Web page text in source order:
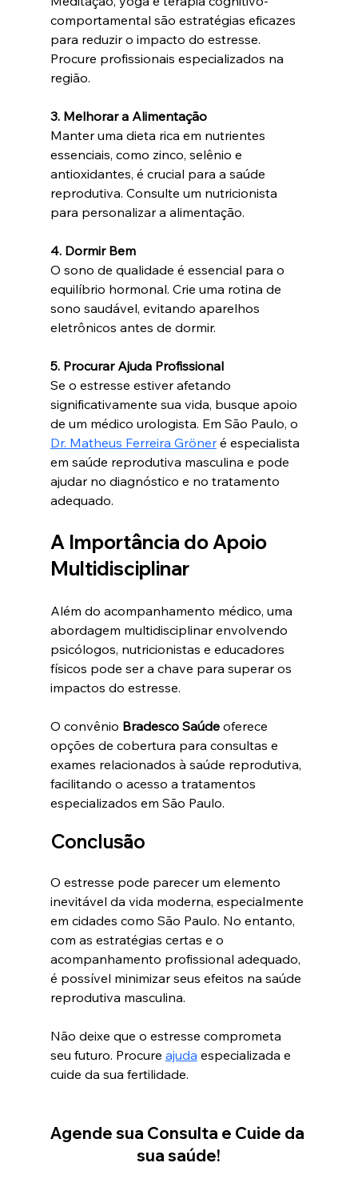
comportamental são estratégias eficazes
para reduzir o impacto do estresse.
Procure profissionais especializados na
região.
3. Melhorar a Alimentação
Manter uma dieta rica em nutrientes
essenciais, como zinco, selênio e
antioxidantes, é crucial para a saúde
reprodutiva. Consulte um nutricionista
para personalizar a alimentação.
4. Dormir Bem
O sono de qualidade é essencial para o
equilíbrio hormonal. Crie uma rotina de
sono saudável, evitando aparelhos
eletrônicos antes de dormir.
5. Procurar Ajuda Profissional
Se o estresse estiver afetando
significativamente sua vida, busque apoio
de um médico urologista. Em São Paulo, o
Dr. Matheus Ferreira Gröner é especialista
em saúde reprodutiva masculina e pode
ajudar no diagnóstico e no tratamento
adequado.
A Importância do Apoio
Multidisciplinar
Além do acompanhamento médico, uma
abordagem multidisciplinar envolvendo
psicólogos, nutricionistas e educadores
físicos pode ser a chave para superar os
impactos do estresse.
O convênio Bradesco Saúde oferece
opções de cobertura para consultas e
exames relacionados à saúde reprodutiva,
facilitando o acesso a tratamentos
especializados em São Paulo.
Conclusão
O estresse pode parecer um elemento
inevitável da vida moderna, especialmente
em cidades como São Paulo. No entanto,
com as estratégias certas e o
acompanhamento profissional adequado,
é possível minimizar seus efeitos na saúde
reprodutiva masculina.
Não deixe que o estresse comprometa
seu futuro. Procure ajuda especializada e
cuide da sua fertilidade.
Agende sua Consulta e Cuide da
sua saúde!